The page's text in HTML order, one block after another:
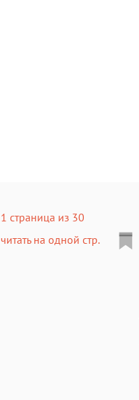
1 страница из 30
читать на одной стр.